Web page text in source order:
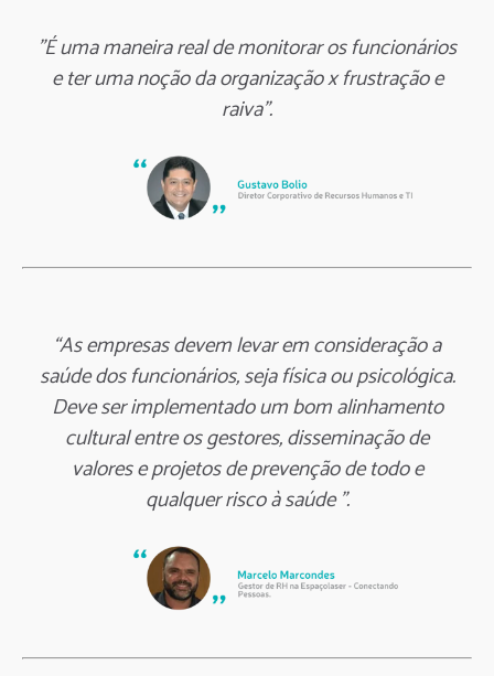
"É uma maneira real de monitorar os funcionários
e ter uma noção da organização x frustração e
raiva".
“As empresas devem levar em consideração a
saúde dos funcionários, seja física ou psicológica.
Deve ser implementado um bom alinhamento
cultural entre os gestores, disseminação de
valores e projetos de prevenção de todo e
qualquer risco à saúde ”.